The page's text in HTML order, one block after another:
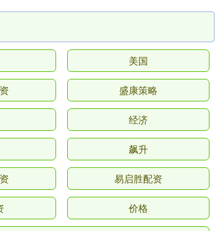
美国
盛康策略
经济
飙升
易启胜配资
价格